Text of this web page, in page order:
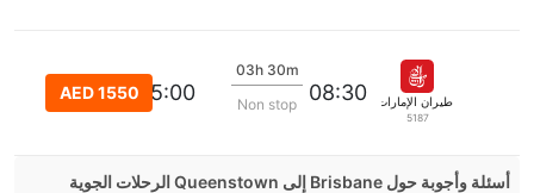
طيران الإمارات
5187
08:30
03h 30m
Non stop
15:00
AED 1550
أسئلة وأجوبة حول Brisbane إلى Queenstown الرحلات الجوية